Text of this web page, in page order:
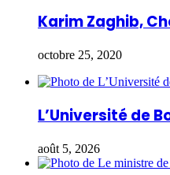
Karim Zaghib,
octobre 25, 2020
L’Université de
août 5, 2026